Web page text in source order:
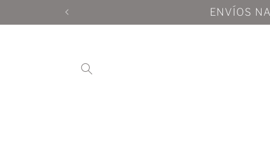
directamente
al contenido